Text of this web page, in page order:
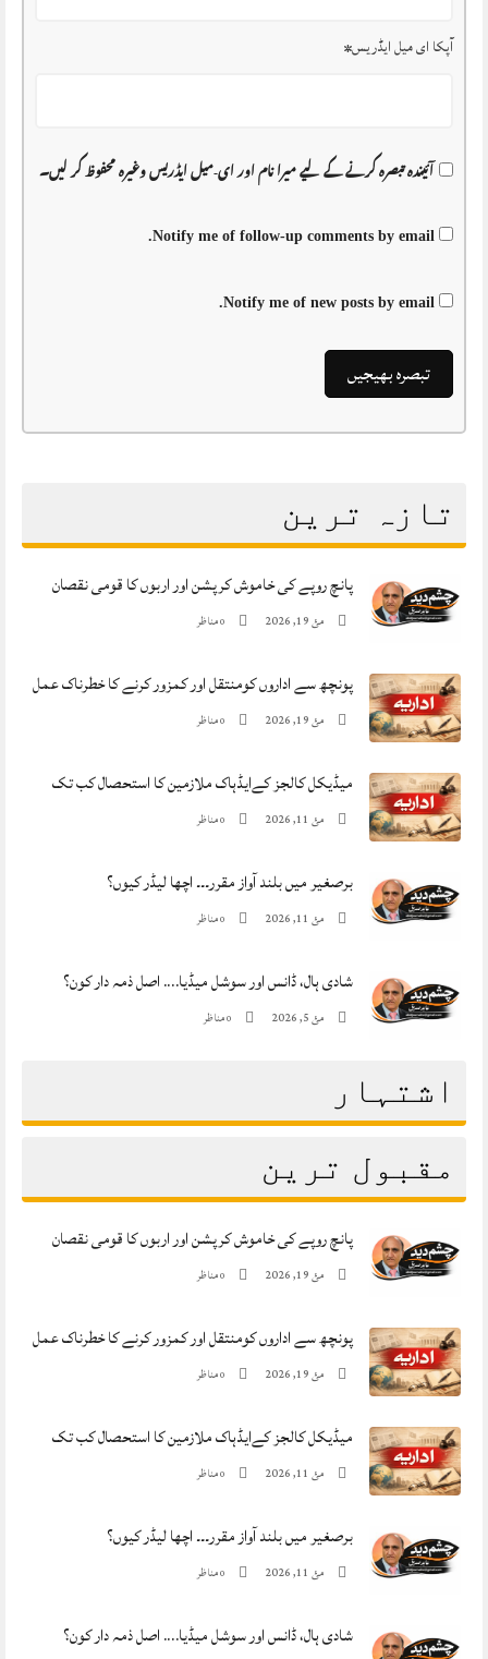
آپکا ای میل ایڈریس*
آئیندہ تبصرہ کرنے کے لیے میرا نام اور ای-میل ایڈریس وغیرہ محفوظ کر لیں۔
Notify me of follow-up comments by email.
Notify me of new posts by email.
تازہ ترین
پانچ روپے کی خاموش کرپشن اور اربوں کا قومی نقصان
مئ 19, 2026 0مناظر
پونچھ سے اداروں کومنتقل اور کمزور کرنے کا خطرناک عمل
مئ 19, 2026 0مناظر
میڈیکل کالجز کےایڈہاک ملازمین کا استحصال کب تک
مئ 11, 2026 0مناظر
برصغیر میں بلند آواز مقرر۔۔۔ اچھا لیڈر کیوں؟
مئ 11, 2026 0مناظر
شادی ہال، ڈانس اور سوشل میڈیا…. اصل ذمہ دار کون؟
مئ 5, 2026 0مناظر
اشتہار
مقبول ترین
پانچ روپے کی خاموش کرپشن اور اربوں کا قومی نقصان
مئ 19, 2026 0مناظر
پونچھ سے اداروں کومنتقل اور کمزور کرنے کا خطرناک عمل
مئ 19, 2026 0مناظر
میڈیکل کالجز کےایڈہاک ملازمین کا استحصال کب تک
مئ 11, 2026 0مناظر
برصغیر میں بلند آواز مقرر۔۔۔ اچھا لیڈر کیوں؟
مئ 11, 2026 0مناظر
شادی ہال، ڈانس اور سوشل میڈیا…. اصل ذمہ دار کون؟